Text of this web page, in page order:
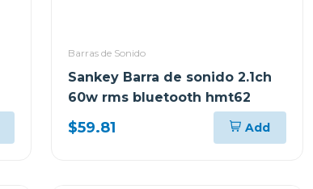
Barras de Sonido
Sankey Barra de sonido 2.1ch
60w rms bluetooth hmt62
$59.81 Add